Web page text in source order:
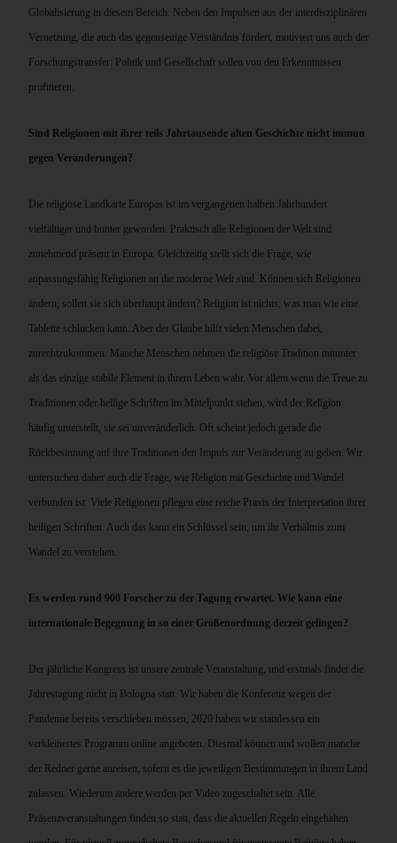
Globalisierung in diesem Bereich. Neben den Impulsen aus der interdisziplinären
Vernetzung, die auch das gegenseitige Verständnis fördert, motiviert uns auch der
Forschungstransfer: Politik und Gesellschaft sollen von den Erkenntnissen
profitieren.
Sind Religionen mit ihrer teils Jahrtausende alten Geschichte nicht immun
gegen Veränderungen?
Die religiöse Landkarte Europas ist im vergangenen halben Jahrhundert
vielfältiger und bunter geworden. Praktisch alle Religionen der Welt sind
zunehmend präsent in Europa. Gleichzeitig stellt sich die Frage, wie
anpassungsfähig Religionen an die moderne Welt sind. Können sich Religionen
ändern, sollen sie sich überhaupt ändern? Religion ist nichts, was man wie eine
Tablette schlucken kann. Aber der Glaube hilft vielen Menschen dabei,
zurechtzukommen. Manche Menschen nehmen die religiöse Tradition mitunter
als das einzige stabile Element in ihrem Leben wahr. Vor allem wenn die Treue zu
Traditionen oder heilige Schriften im Mittelpunkt stehen, wird der Religion
häufig unterstellt, sie sei unveränderlich. Oft scheint jedoch gerade die
Rückbesinnung auf ihre Traditionen den Impuls zur Veränderung zu geben. Wir
untersuchen daher auch die Frage, wie Religion mit Geschichte und Wandel
verbunden ist. Viele Religionen pflegen eine reiche Praxis der Interpretation ihrer
heiligen Schriften. Auch das kann ein Schlüssel sein, um ihr Verhältnis zum
Wandel zu verstehen.
Es werden rund 900 Forscher zu der Tagung erwartet. Wie kann eine
internationale Begegnung in so einer Größenordnung derzeit gelingen?
Der jährliche Kongress ist unsere zentrale Veranstaltung, und erstmals findet die
Jahrestagung nicht in Bologna statt. Wir haben die Konferenz wegen der
Pandemie bereits verschieben müssen, 2020 haben wir stattdessen ein
verkleinertes Programm online angeboten. Diesmal können und wollen manche
der Redner gerne anreisen, sofern es die jeweiligen Bestimmungen in ihrem Land
zulassen. Wiederum andere werden per Video zugeschaltet sein. Alle
Präsenzveranstaltungen finden so statt, dass die aktuellen Regeln eingehalten